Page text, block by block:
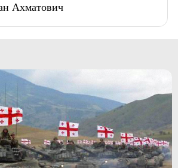
Ахматович